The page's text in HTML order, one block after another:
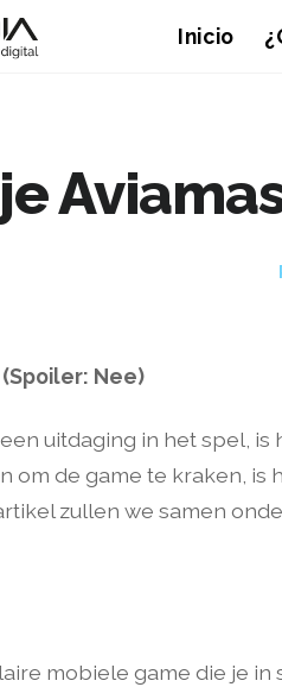
Inicio
Nee)
uitdaging in het spel,
om de game te kraken,
zullen we samen
mobiele game die je